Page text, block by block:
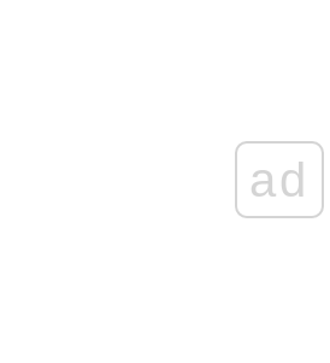
ad